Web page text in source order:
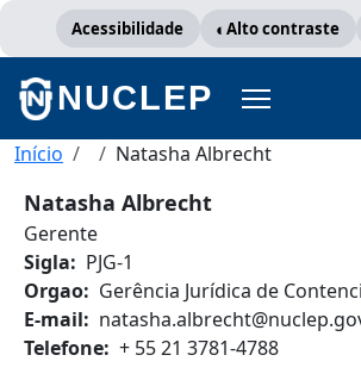
Acessibilidade Alto contraste
NUCLEP
Trilha de navegação
Início Natasha Albrecht
Natasha Albrecht
Gerente
Sigla
PJG-1
Orgao
Gerência Jurídica de
E-mail
Telefone + 55 21 3781-4788